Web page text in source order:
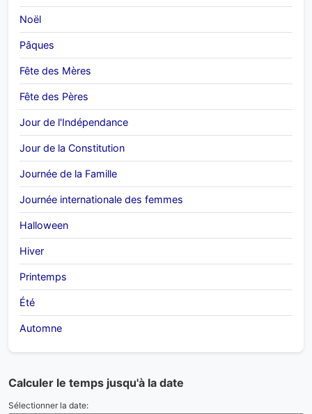
Noël
Pâques
Fête des Mères
Fête des Pères
Jour de l'Indépendance
Jour de la Constitution
Journée de la Famille
Journée internationale des femmes
Halloween
Hiver
Printemps
Été
Automne
Calculer le temps jusqu'à la date
Sélectionner la date: